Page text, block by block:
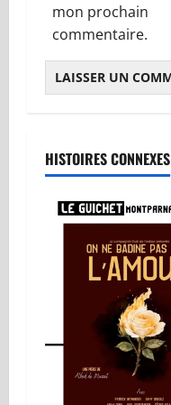
mon prochain
commentaire.
HISTOIRES CONNEXES